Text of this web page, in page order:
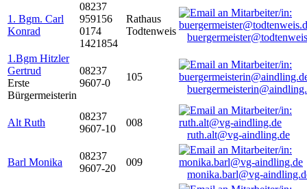
1. Bgm. Carl
Konrad
08237
959156
0174
1421854
Rathaus
Todtenweis
1.Bgm Hitzler
Gertrud
Erste
Bürgermeisterin
08237
9607-0
105
Alt Ruth
08237
9607-10
008
ruth.alt@vg-aindling.de
Barl Monika
08237
9607-20
009
monika.barl@vg-